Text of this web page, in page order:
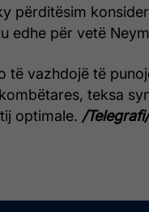
përditësim
edhe për vetë
të vazhdojë të
teksa
optimale. /Telegrafi/